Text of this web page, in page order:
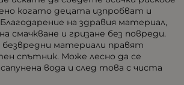
когато децата изпробват и
на здравия материал,
на смачкване и гризане без повреди.
материали правят
спътник. Може лесно да се
вода и след това с чиста